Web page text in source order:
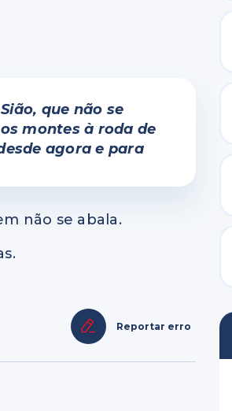
que não se
montes à roda de
agora e para
não se abala.
Reportar erro